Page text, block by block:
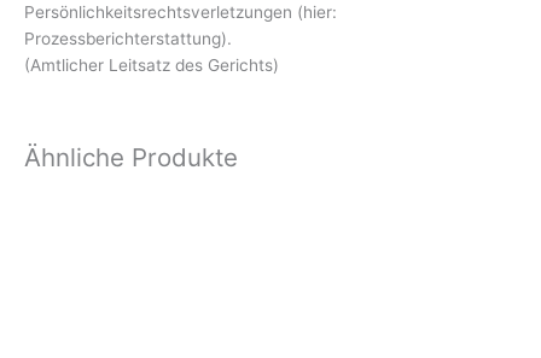
Persönlichkeitsrechtsverletzungen (hier:
Prozessberichterstattung).
(Amtlicher Leitsatz des Gerichts)
Ähnliche Produkte